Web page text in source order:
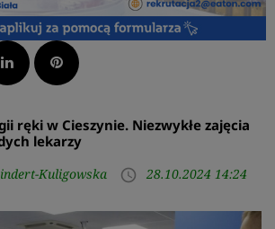
LinkedInPinterest
ręki w Cieszynie. Niezwykłe zajęcia
lekarzy
Kuligowska access_time 28.10.2024 14:24